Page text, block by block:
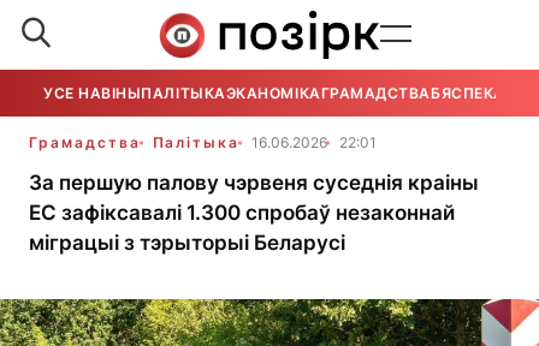
УСЕ НАВІНЫПАЛІТЫКАЭКАНОМІКАГРАМАДСТВАБЯСПЕКА
Грамадства Палітыка 16.06.2026 22:01
За першую палову чэрвеня суседнія краіны
ЕС зафіксавалі 1.300 спробаў незаконнай
міграцыі з тэрыторыі Беларусі